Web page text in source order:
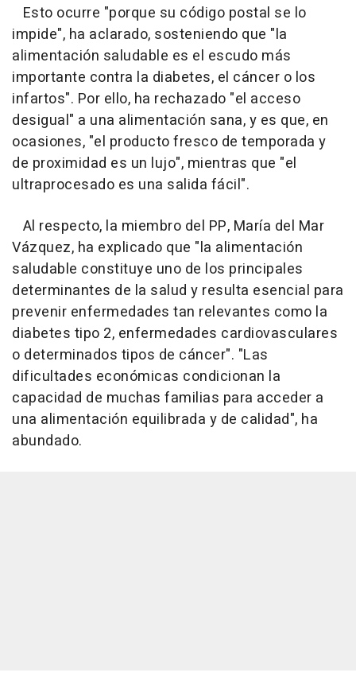
Esto ocurre "porque su código postal se lo
impide", ha aclarado, sosteniendo que "la
alimentación saludable es el escudo más
importante contra la diabetes, el cáncer o los
infartos". Por ello, ha rechazado "el acceso
desigual" a una alimentación sana, y es que, en
ocasiones, "el producto fresco de temporada y
de proximidad es un lujo", mientras que "el
ultraprocesado es una salida fácil".
Al respecto, la miembro del PP, María del Mar
Vázquez, ha explicado que "la alimentación
saludable constituye uno de los principales
determinantes de la salud y resulta esencial para
prevenir enfermedades tan relevantes como la
diabetes tipo 2, enfermedades cardiovasculares
o determinados tipos de cáncer". "Las
dificultades económicas condicionan la
capacidad de muchas familias para acceder a
una alimentación equilibrada y de calidad", ha
abundado.